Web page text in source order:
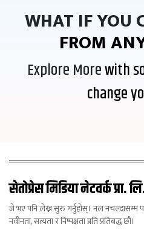
WHAT IF YOU
FROM
Explore Morewith
change
सेतोप्रेस मिडिया नेटवर्क प्रा.
जे भए पनि लेख्न सुरु गर्नुहोस्। नल नचल्दासम्म
नवीनता, सत्यता र निष्पक्षता प्रति प्रतिबद्ध छौं।